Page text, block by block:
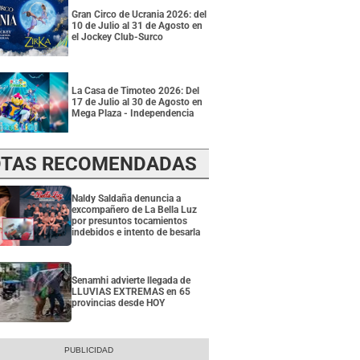
Gran Circo de Ucrania 2026: del
10 de Julio al 31 de Agosto en
el Jockey Club-Surco
La Casa de Timoteo 2026: Del
17 de Julio al 30 de Agosto en
Mega Plaza - Independencia
RECOMENDADAS
Naldy Saldaña denuncia a
excompañero de La Bella Luz
por presuntos tocamientos
indebidos e intento de besarla
Senamhi advierte llegada de
LLUVIAS EXTREMAS en 65
provincias desde HOY